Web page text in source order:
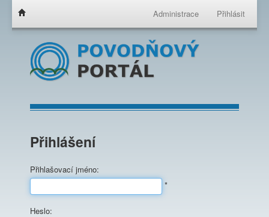
Administrace Přihlásit
Přihlášení
Přihlašovací jméno:
*
Heslo: